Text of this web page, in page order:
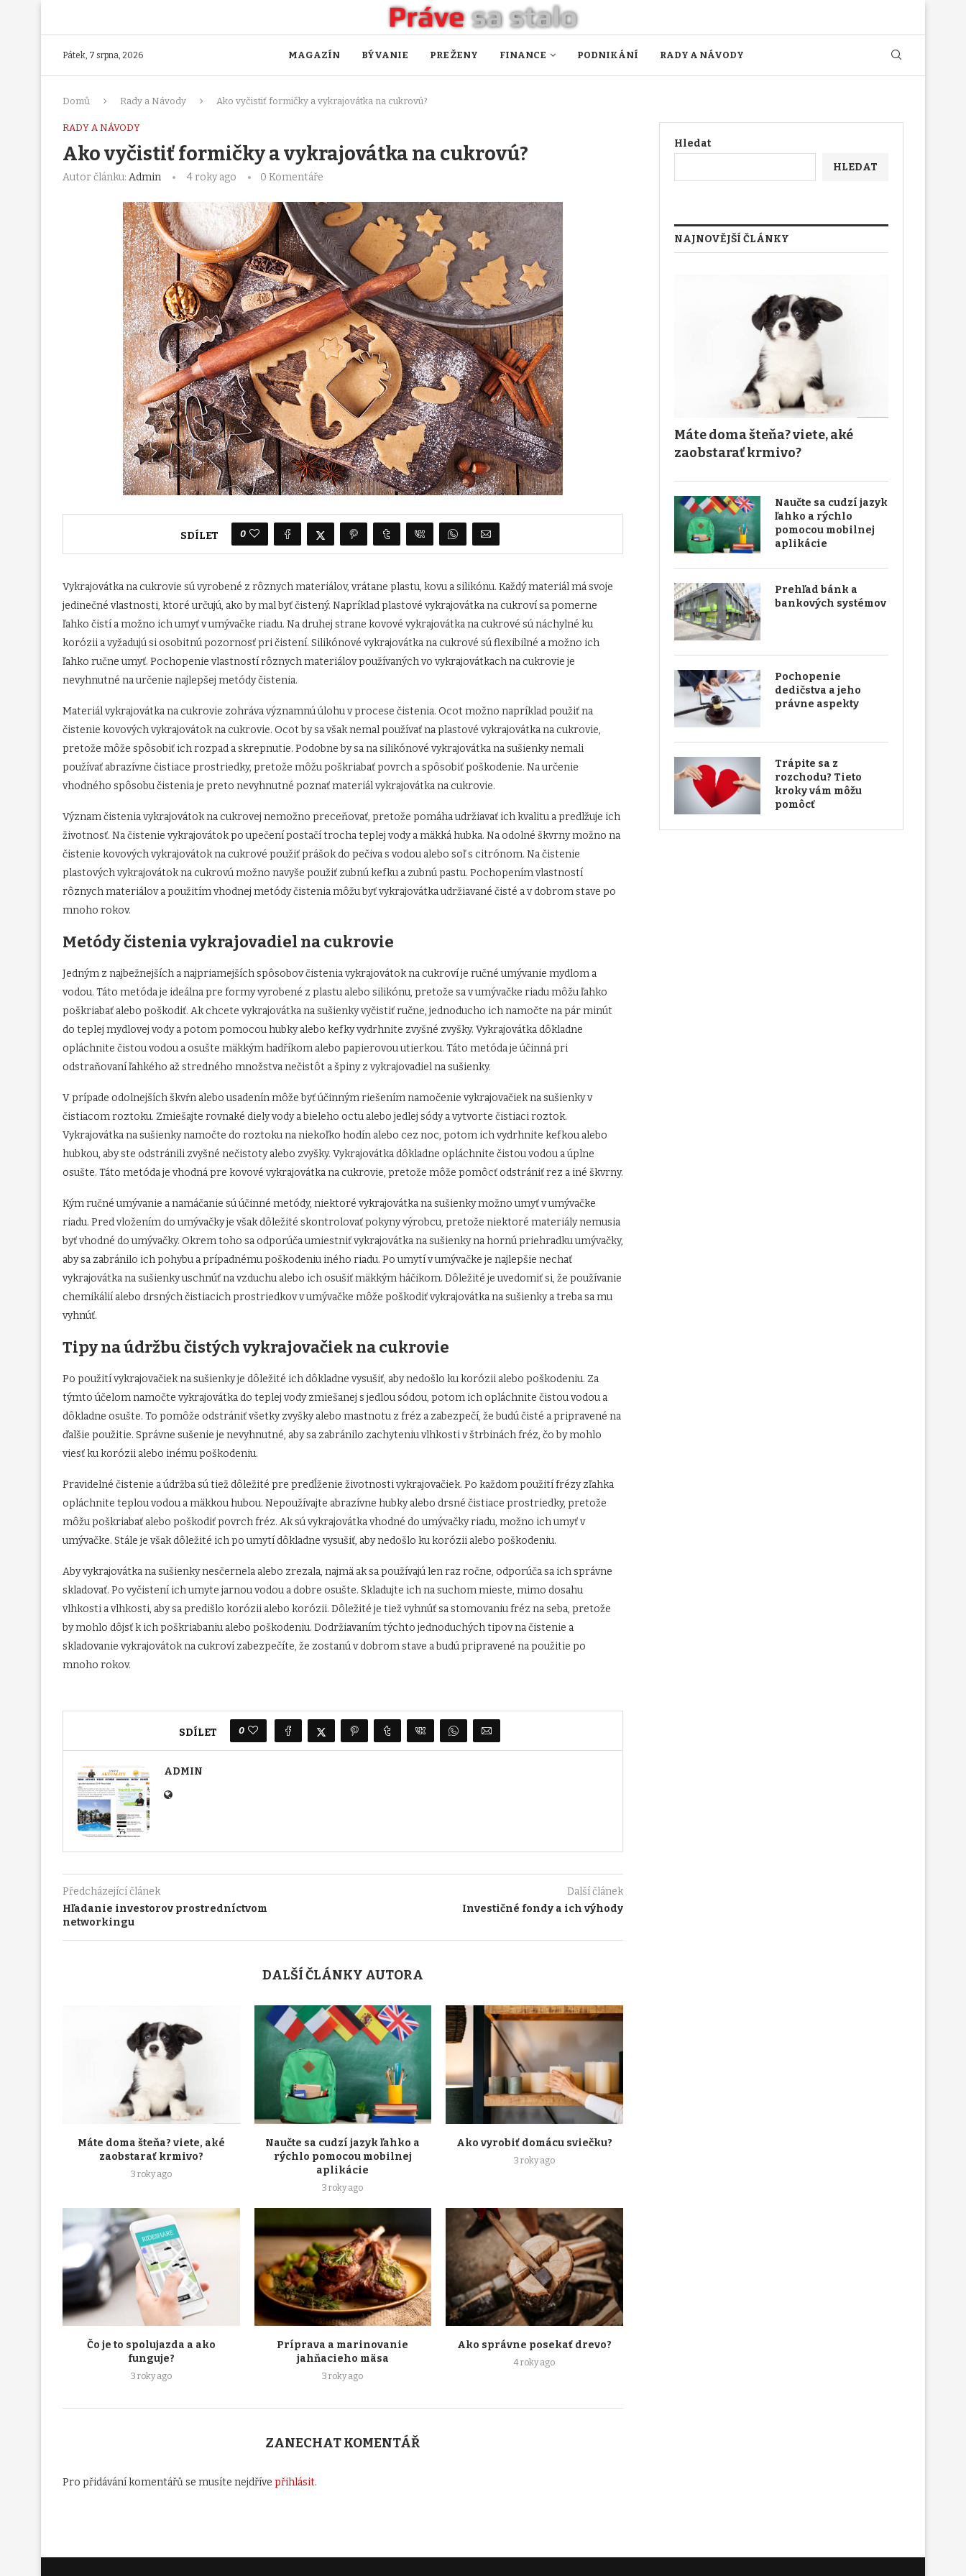
Pátek, 7 srpna, 2026 MAGAZÍN BÝVANIE PRE ŽENY FINANCE PODNIKÁNÍ RADY A NÁVODY
Domů Rady a Návody Ako vyčistiť formičky a vykrajovátka na cukrovú?
RADY A NÁVODY
Ako vyčistiť formičky a vykrajovátka na cukrovú?
Autor článku: Admin 4 roky ago 0 Komentáře
SDÍLET 0
Vykrajovátka na cukrovie sú vyrobené z rôznych materiálov, vrátane plastu, kovu a silikónu. Každý materiál má svoje
jedinečné vlastnosti, ktoré určujú, ako by mal byť čistený. Napríklad plastové vykrajovátka na cukroví sa pomerne
ľahko čistí a možno ich umyť v umývačke riadu. Na druhej strane kovové vykrajovátka na cukrové sú náchylné ku
korózii a vyžadujú si osobitnú pozornosť pri čistení. Silikónové vykrajovátka na cukrové sú flexibilné a možno ich
ľahko ručne umyť. Pochopenie vlastností rôznych materiálov používaných vo vykrajovátkach na cukrovie je
nevyhnutné na určenie najlepšej metódy čistenia.
Materiál vykrajovátka na cukrovie zohráva významnú úlohu v procese čistenia. Ocot možno napríklad použiť na
čistenie kovových vykrajovátok na cukrovie. Ocot by sa však nemal používať na plastové vykrajovátka na cukrovie,
pretože môže spôsobiť ich rozpad a skrepnutie. Podobne by sa na silikónové vykrajovátka na sušienky nemali
používať abrazívne čistiace prostriedky, pretože môžu poškriabať povrch a spôsobiť poškodenie. Na určenie
vhodného spôsobu čistenia je preto nevyhnutné poznať materiál vykrajovátka na cukrovie.
Význam čistenia vykrajovátok na cukrovej nemožno preceňovať, pretože pomáha udržiavať ich kvalitu a predlžuje ich
životnosť. Na čistenie vykrajovátok po upečení postačí trocha teplej vody a mäkká hubka. Na odolné škvrny možno na
čistenie kovových vykrajovátok na cukrové použiť prášok do pečiva s vodou alebo soľ s citrónom. Na čistenie
plastových vykrajovátok na cukrovú možno navyše použiť zubnú kefku a zubnú pastu. Pochopením vlastností
rôznych materiálov a použitím vhodnej metódy čistenia môžu byť vykrajovátka udržiavané čisté a v dobrom stave po
mnoho rokov.
Metódy čistenia vykrajovadiel na cukrovie
Jedným z najbežnejších a najpriamejších spôsobov čistenia vykrajovátok na cukroví je ručné umývanie mydlom a
vodou. Táto metóda je ideálna pre formy vyrobené z plastu alebo silikónu, pretože sa v umývačke riadu môžu ľahko
poškriabať alebo poškodiť. Ak chcete vykrajovátka na sušienky vyčistiť ručne, jednoducho ich namočte na pár minút
do teplej mydlovej vody a potom pomocou hubky alebo kefky vydrhnite zvyšné zvyšky. Vykrajovátka dôkladne
opláchnite čistou vodou a osušte mäkkým hadříkom alebo papierovou utierkou. Táto metóda je účinná pri
odstraňovaní ľahkého až stredného množstva nečistôt a špiny z vykrajovadiel na sušienky.
V prípade odolnejších škvŕn alebo usadenín môže byť účinným riešením namočenie vykrajovačiek na sušienky v
čistiacom roztoku. Zmiešajte rovnaké diely vody a bieleho octu alebo jedlej sódy a vytvorte čistiaci roztok.
Vykrajovátka na sušienky namočte do roztoku na niekoľko hodín alebo cez noc, potom ich vydrhnite kefkou alebo
hubkou, aby ste odstránili zvyšné nečistoty alebo zvyšky. Vykrajovátka dôkladne opláchnite čistou vodou a úplne
osušte. Táto metóda je vhodná pre kovové vykrajovátka na cukrovie, pretože môže pomôcť odstrániť rez a iné škvrny.
Kým ručné umývanie a namáčanie sú účinné metódy, niektoré vykrajovátka na sušienky možno umyť v umývačke
riadu. Pred vložením do umývačky je však dôležité skontrolovať pokyny výrobcu, pretože niektoré materiály nemusia
byť vhodné do umývačky. Okrem toho sa odporúča umiestniť vykrajovátka na sušienky na hornú priehradku umývačky,
aby sa zabránilo ich pohybu a prípadnému poškodeniu iného riadu. Po umytí v umývačke je najlepšie nechať
vykrajovátka na sušienky uschnúť na vzduchu alebo ich osušiť mäkkým háčikom. Dôležité je uvedomiť si, že používanie
chemikálií alebo drsných čistiacich prostriedkov v umývačke môže poškodiť vykrajovátka na sušienky a treba sa mu
vyhnúť.
Tipy na údržbu čistých vykrajovačiek na cukrovie
Po použití vykrajovačiek na sušienky je dôležité ich dôkladne vysušiť, aby nedošlo ku korózii alebo poškodeniu. Za
týmto účelom namočte vykrajovátka do teplej vody zmiešanej s jedlou sódou, potom ich opláchnite čistou vodou a
dôkladne osušte. To pomôže odstrániť všetky zvyšky alebo mastnotu z fréz a zabezpečí, že budú čisté a pripravené na
ďalšie použitie. Správne sušenie je nevyhnutné, aby sa zabránilo zachyteniu vlhkosti v štrbinách fréz, čo by mohlo
viesť ku korózii alebo inému poškodeniu.
Pravidelné čistenie a údržba sú tiež dôležité pre predĺženie životnosti vykrajovačiek. Po každom použití frézy zľahka
opláchnite teplou vodou a mäkkou hubou. Nepoužívajte abrazívne hubky alebo drsné čistiace prostriedky, pretože
môžu poškriabať alebo poškodiť povrch fréz. Ak sú vykrajovátka vhodné do umývačky riadu, možno ich umyť v
umývačke. Stále je však dôležité ich po umytí dôkladne vysušiť, aby nedošlo ku korózii alebo poškodeniu.
Aby vykrajovátka na sušienky nesčernela alebo zrezala, najmä ak sa používajú len raz ročne, odporúča sa ich správne
skladovať. Po vyčistení ich umyte jarnou vodou a dobre osušte. Skladujte ich na suchom mieste, mimo dosahu
vlhkosti a vlhkosti, aby sa predišlo korózii alebo korózii. Dôležité je tiež vyhnúť sa stomovaniu fréz na seba, pretože
by mohlo dôjsť k ich poškriabaniu alebo poškodeniu. Dodržiavaním týchto jednoduchých tipov na čistenie a
skladovanie vykrajovátok na cukroví zabezpečíte, že zostanú v dobrom stave a budú pripravené na použitie po
mnoho rokov.
SDÍLET 0
ADMIN
Předcházející článek
Hľadanie investorov prostredníctvom
networkingu
Další článek
Investičné fondy a ich výhody
DALŠÍ ČLÁNKY AUTORA
Máte doma šteňa? viete, aké
zaobstarať krmivo?
3 roky ago
Naučte sa cudzí jazyk ľahko a
rýchlo pomocou mobilnej
aplikácie
3 roky ago
Ako vyrobiť domácu sviečku?
3 roky ago
Čo je to spolujazda a ako
funguje?
3 roky ago
Príprava a marinovanie
jahňacieho mäsa
3 roky ago
Ako správne posekať drevo?
4 roky ago
ZANECHAT KOMENTÁŘ
Pro přidávání komentářů se musíte nejdříve přihlásit.
Hledat
HLEDAT
NAJNOVĚJŠÍ ČLÁNKY
Máte doma šteňa? viete, aké
zaobstarať krmivo?
Naučte sa cudzí jazyk
ľahko a rýchlo
pomocou mobilnej
aplikácie
Prehľad bánk a
bankových systémov
Pochopenie
dedičstva a jeho
právne aspekty
Trápite sa z
rozchodu? Tieto
kroky vám môžu
pomôcť